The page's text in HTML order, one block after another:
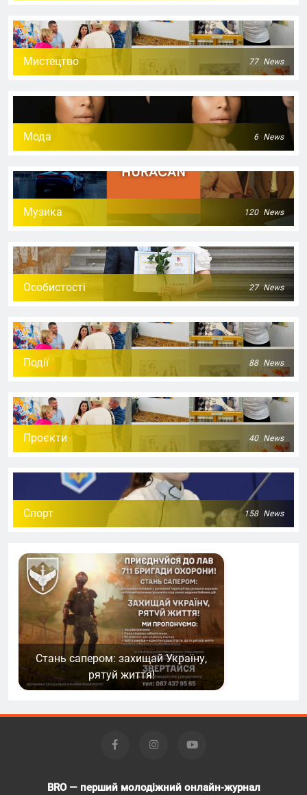
Мистецтво 77 News
Мода 6 News
Музика 120 News
Особистості 27 News
Події 88 News
Проєкти 40 News
Спорт 158 News
Стань сапером: захищай Україну,
рятуй життя!
BRO — перший молодіжний онлайн-журнал